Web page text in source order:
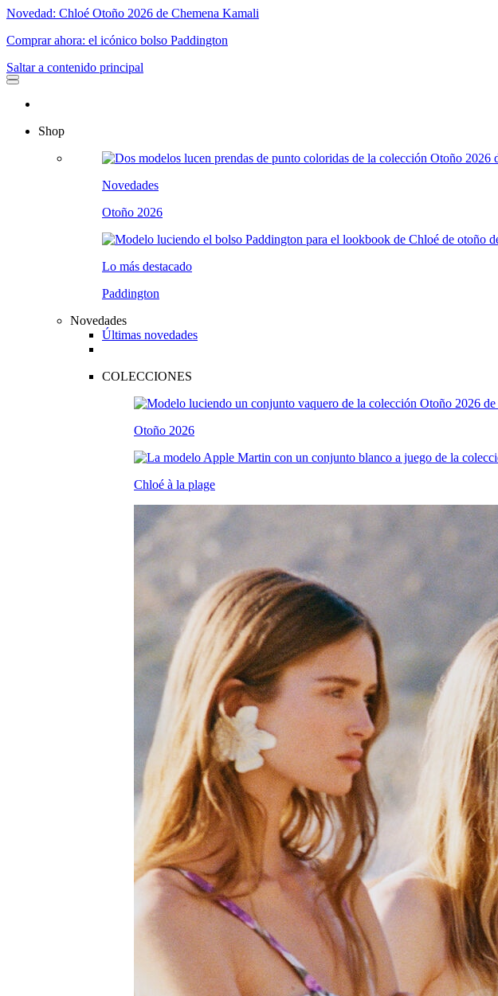
Novedad: Chloé Otoño 2026 de Chemena Kamali
Comprar ahora: el icónico bolso Paddington
Saltar a contenido principal
Shop
Novedades
Otoño 2026
Lo más destacado
Paddington
Novedades
Últimas novedades
COLECCIONES
Otoño 2026
Chloé à la plage